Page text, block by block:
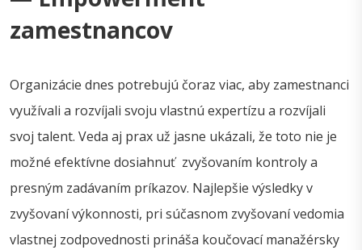
zamestnancov
Organizácie dnes potrebujú čoraz viac, aby zamestnanci
využívali a rozvíjali svoju vlastnú expertízu a rozvíjali
svoj talent. Veda aj prax už jasne ukázali, že toto nie je
možné efektívne dosiahnuť zvyšovaním kontroly a
presným zadávaním príkazov. Najlepšie výsledky v
zvyšovaní výkonnosti, pri súčasnom zvyšovaní vedomia
vlastnej zodpovednosti prináša koučovací manažérsky